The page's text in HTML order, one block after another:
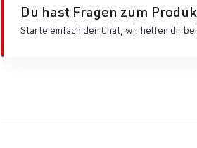
Du hast Fragen zum
Starte einfach den Chat, wir helfen dir